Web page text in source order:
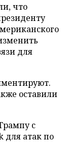
что
для
оставили
с
для атак по